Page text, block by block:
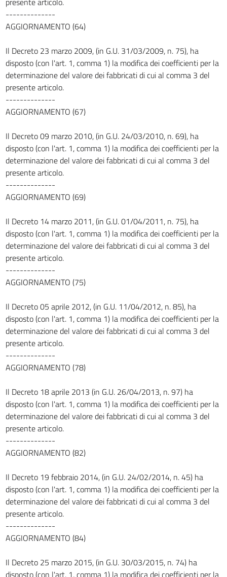
--------------
AGGIORNAMENTO (64)
Il Decreto 23 marzo 2009, (in G.U. 31/03/2009, n. 75), ha
disposto (con l'art. 1, comma 1) la modifica dei coefficienti per la
determinazione del valore dei fabbricati di cui al comma 3 del
presente articolo.
--------------
AGGIORNAMENTO (67)
Il Decreto 09 marzo 2010, (in G.U. 24/03/2010, n. 69), ha
disposto (con l'art. 1, comma 1) la modifica dei coefficienti per la
determinazione del valore dei fabbricati di cui al comma 3 del
presente articolo.
--------------
AGGIORNAMENTO (69)
Il Decreto 14 marzo 2011, (in G.U. 01/04/2011, n. 75), ha
disposto (con l'art. 1, comma 1) la modifica dei coefficienti per la
determinazione del valore dei fabbricati di cui al comma 3 del
presente articolo.
--------------
AGGIORNAMENTO (75)
Il Decreto 05 aprile 2012, (in G.U. 11/04/2012, n. 85), ha
disposto (con l'art. 1, comma 1) la modifica dei coefficienti per la
determinazione del valore dei fabbricati di cui al comma 3 del
presente articolo.
--------------
AGGIORNAMENTO (78)
Il Decreto 18 aprile 2013 (in G.U. 26/04/2013, n. 97) ha
disposto (con l'art. 1, comma 1) la modifica dei coefficienti per la
determinazione del valore dei fabbricati di cui al comma 3 del
presente articolo.
--------------
AGGIORNAMENTO (82)
Il Decreto 19 febbraio 2014, (in G.U. 24/02/2014, n. 45) ha
disposto (con l'art. 1, comma 1) la modifica dei coefficienti per la
determinazione del valore dei fabbricati di cui al comma 3 del
presente articolo.
--------------
AGGIORNAMENTO (84)
Il Decreto 25 marzo 2015, (in G.U. 30/03/2015, n. 74) ha
disposto (con l'art. 1, comma 1) la modifica dei coefficienti per la